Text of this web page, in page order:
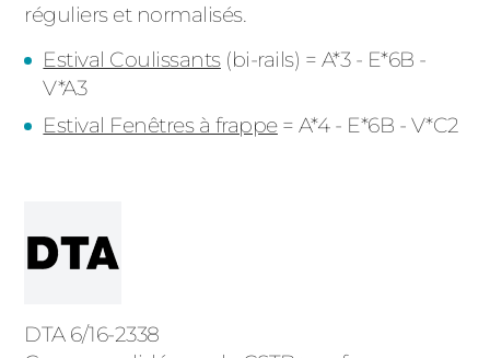
réguliers et normalisés.
Estival Coulissants(bi-rails) = A*3 - E*6B -
V*A3
Estival Fenêtres à frappe = A*4 - E*6B - V*C2
DTA 6/16-2338